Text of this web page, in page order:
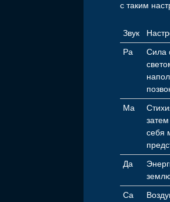
с таким
Звук
Ра
Сила
Ма
себя
Да
Са